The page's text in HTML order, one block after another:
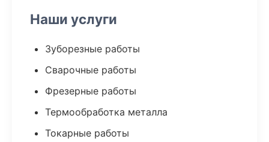
Наши услуги
Зуборезные работы
Сварочные работы
Фрезерные работы
Термообработка металла
Токарные работы